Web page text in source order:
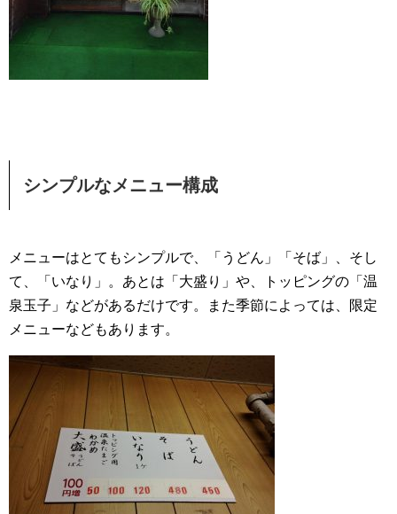
シンプルなメニュー構成
メニューはとてもシンプルで、「うどん」「そば」、そし
て、「いなり」。あとは「大盛り」や、トッピングの「温
泉玉子」などがあるだけです。また季節によっては、限定
メニューなどもあります。